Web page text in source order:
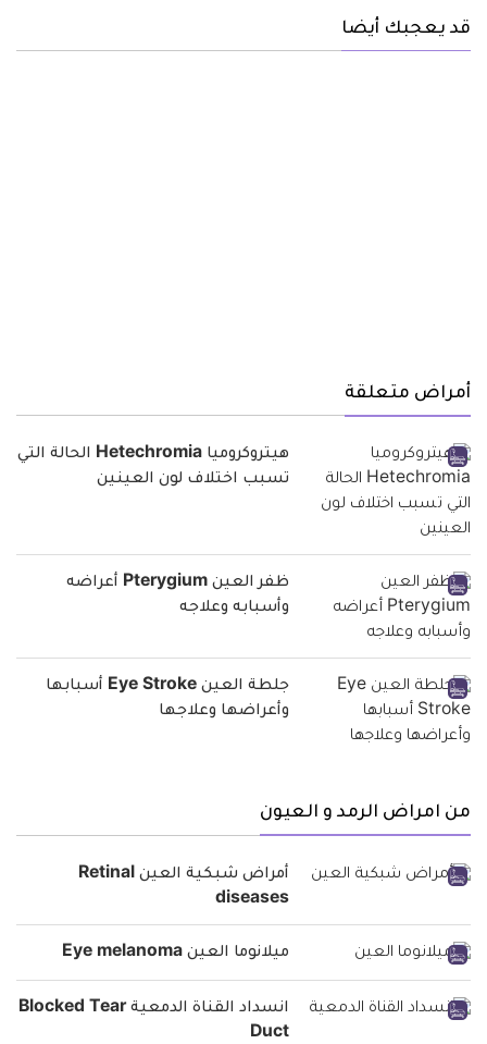
قد يعجبك أيضا
أمراض متعلقة
هيتروكروميا Hetechromia الحالة التي
تسبب اختلاف لون العينين
ظفر العين Pterygium أعراضه
وأسبابه وعلاجه
جلطة العين Eye Stroke أسبابها
وأعراضها وعلاجها
من امراض الرمد و العيون
أمراض شبكية العين Retinal
diseases
ميلانوما العين Eye melanoma
انسداد القناة الدمعية Blocked Tear
Duct